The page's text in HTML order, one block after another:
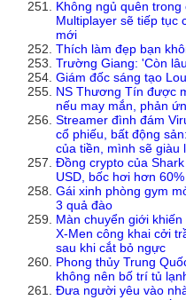
Không ngủ quên
Multiplayer sẽ tiếp tục
mới
Thích làm đẹp bạn
Trường Giang: 'Còn
Giám đốc sáng tạo
NS Thương Tín được
nếu may mắn, phản
Streamer đình đám
cổ phiếu, bất động
của tiền, mình sẽ giàu
Đồng crypto của
USD, bốc hơi hơn
Gái xinh phòng gym
3 quả đào
Màn chuyển giới
X-Men công khai cởi
sau khi cắt bỏ ngực
Phong thủy Trung
không nên bố trí tủ
Đưa người yêu vào